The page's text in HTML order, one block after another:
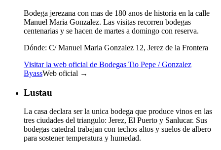
Bodega jerezana con mas de 180 anos de historia en la calle
Manuel Maria Gonzalez. Las visitas recorren bodegas
centenarias y se hacen de martes a domingo con reserva.
Dónde: C/ Manuel Maria Gonzalez 12, Jerez de la Frontera
Visitar la web oficial de Bodegas Tio Pepe / Gonzalez
ByassWeb oficial →
Lustau
La casa declara ser la unica bodega que produce vinos en las
tres ciudades del triangulo: Jerez, El Puerto y Sanlucar. Sus
bodegas catedral trabajan con techos altos y suelos de albero
para sostener temperatura y humedad.